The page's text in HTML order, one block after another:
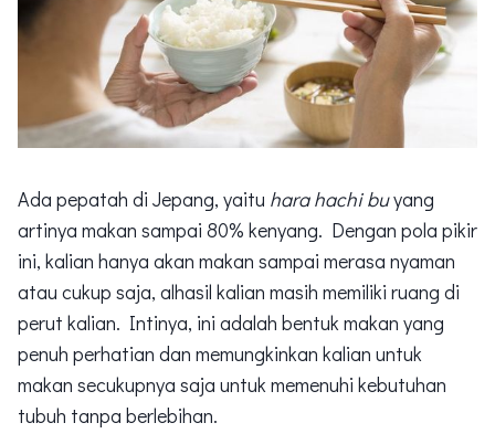
Ada pepatah di Jepang, yaitu hara hachi buyang
artinya makan sampai 80% kenyang. Dengan pola pikir
ini, kalian hanya akan makan sampai merasa nyaman
atau cukup saja, alhasil kalian masih memiliki ruang di
perut kalian. Intinya, ini adalah bentuk makan yang
penuh perhatian dan memungkinkan kalian untuk
makan secukupnya saja untuk memenuhi kebutuhan
tubuh tanpa berlebihan.